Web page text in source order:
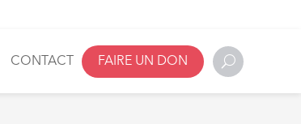
CONTACT FAIRE UN DON